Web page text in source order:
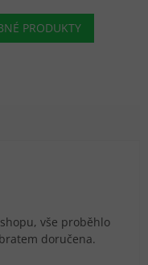
PRODUKTY
z 5 hvězdiček.
vše proběhlo
doručena.